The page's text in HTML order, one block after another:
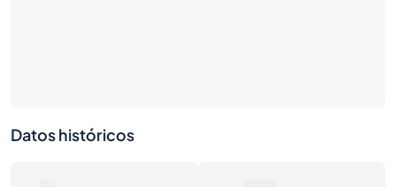
Datos históricos